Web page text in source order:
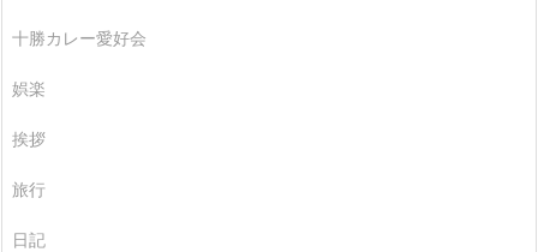
十勝カレー愛好会
娯楽
挨拶
旅行
日記